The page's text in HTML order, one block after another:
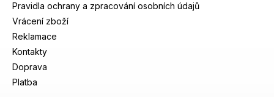
Pravidla ochrany a zpracování osobních údajů
Vrácení zboží
Reklamace
Kontakty
Doprava
Platba